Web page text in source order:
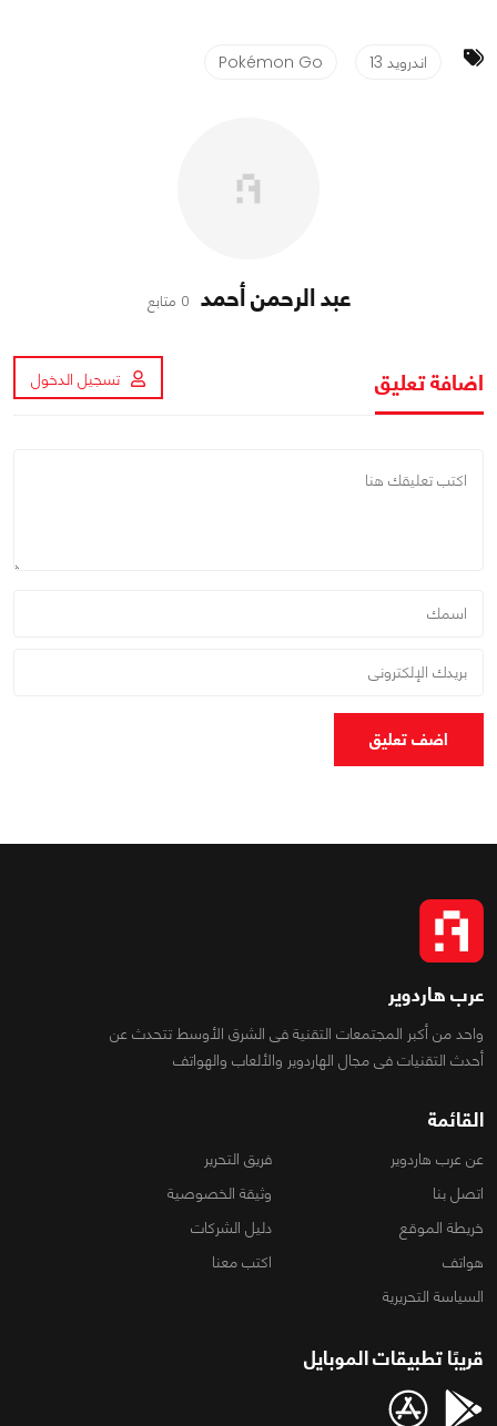
اندرويد 13 Pokémon Go
عبد الرحمن أحمد 0 متابع
اضافة تعليق تسجيل الدخول
اضف تعليق
عرب هاردوير
واحد من أكبر المجتمعات التقنية فى الشرق الأوسط تتحدث عن
أحدث التقنيات فى مجال الهاردوير والألعاب والهواتف
القائمة
عن عرب هاردوير
فريق التحرير
اتصل بنا
وثيقة الخصوصية
خريطة الموقع
دليل الشركات
هواتف
اكتب معنا
السياسة التحريرية
قريبًا تطبيقات الموبايل